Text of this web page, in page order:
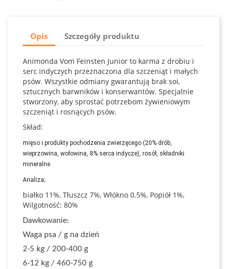
Opis Szczegóły produktu
Animonda Vom Feinsten Junior to karma z drobiu i
serc indyczych przeznaczona dla szczeniąt i małych
psów. Wszystkie odmiany gwarantują brak soi,
sztucznych barwników i konserwantów. Specjalnie
stworzony, aby sprostać potrzebom żywieniowym
szczeniąt i rosnących psów.
Skład:
mięso i produkty pochodzenia zwierzęcego (20% drób,
wieprzowina, wołowina, 8% serca indycze), rosół, składniki
mineralne
Analiza;
białko 11%, Tłuszcz 7%, Włókno 0.5%, Popiół 1%,
Wilgotność: 80%
Dawkowanie:
Waga psa / g na dzień
2-5 kg / 200-400 g
6-12 kg / 460-750 g